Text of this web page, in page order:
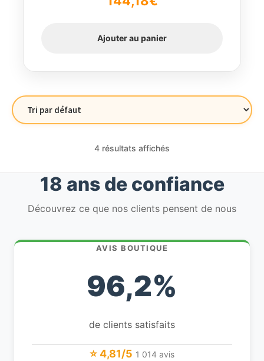
5
Ajouter au panier
4 résultats affichés
18 ans de confiance
Découvrez ce que nos clients pensent de nous
AVIS BOUTIQUE
96,2%
de clients satisfaits
⭐ 4,81/5 1 014 avis